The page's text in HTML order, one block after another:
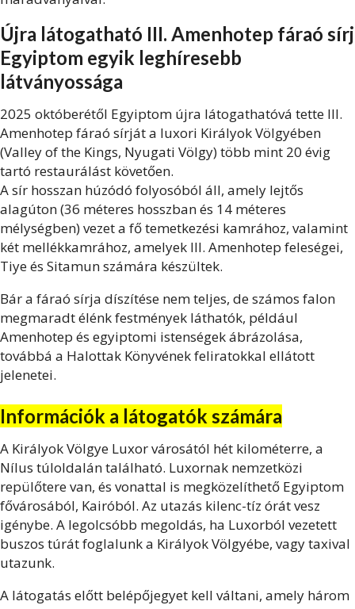
Újra látogatható III. Amenhotep fáraó sírj
Egyiptom egyik leghíresebb
látványossága
2025 októberétől Egyiptom újra látogathatóvá tette III.
Amenhotep fáraó sírját a luxori Királyok Völgyében
(Valley of the Kings, Nyugati Völgy) több mint 20 évig
tartó restaurálást követően.
A sír hosszan húzódó folyosóból áll, amely lejtős
alagúton (36 méteres hosszban és 14 méteres
mélységben) vezet a fő temetkezési kamrához, valamint
két mellékkamrához, amelyek III. Amenhotep feleségei,
Tiye és Sitamun számára készültek.
Bár a fáraó sírja díszítése nem teljes, de számos falon
megmaradt élénk festmények láthatók, például
Amenhotep és egyiptomi istenségek ábrázolása,
továbbá a Halottak Könyvének feliratokkal ellátott
jelenetei.
Információk a látogatók számára
A Királyok Völgye Luxor városától hét kilométerre, a
Nílus túloldalán található. Luxornak nemzetközi
repülőtere van, és vonattal is megközelíthető Egyiptom
fővárosából, Kairóból. Az utazás kilenc-tíz órát vesz
igénybe. A legolcsóbb megoldás, ha Luxorból vezetett
buszos túrát foglalunk a Királyok Völgyébe, vagy taxival
utazunk.
A látogatás előtt belépőjegyet kell váltani, amely három